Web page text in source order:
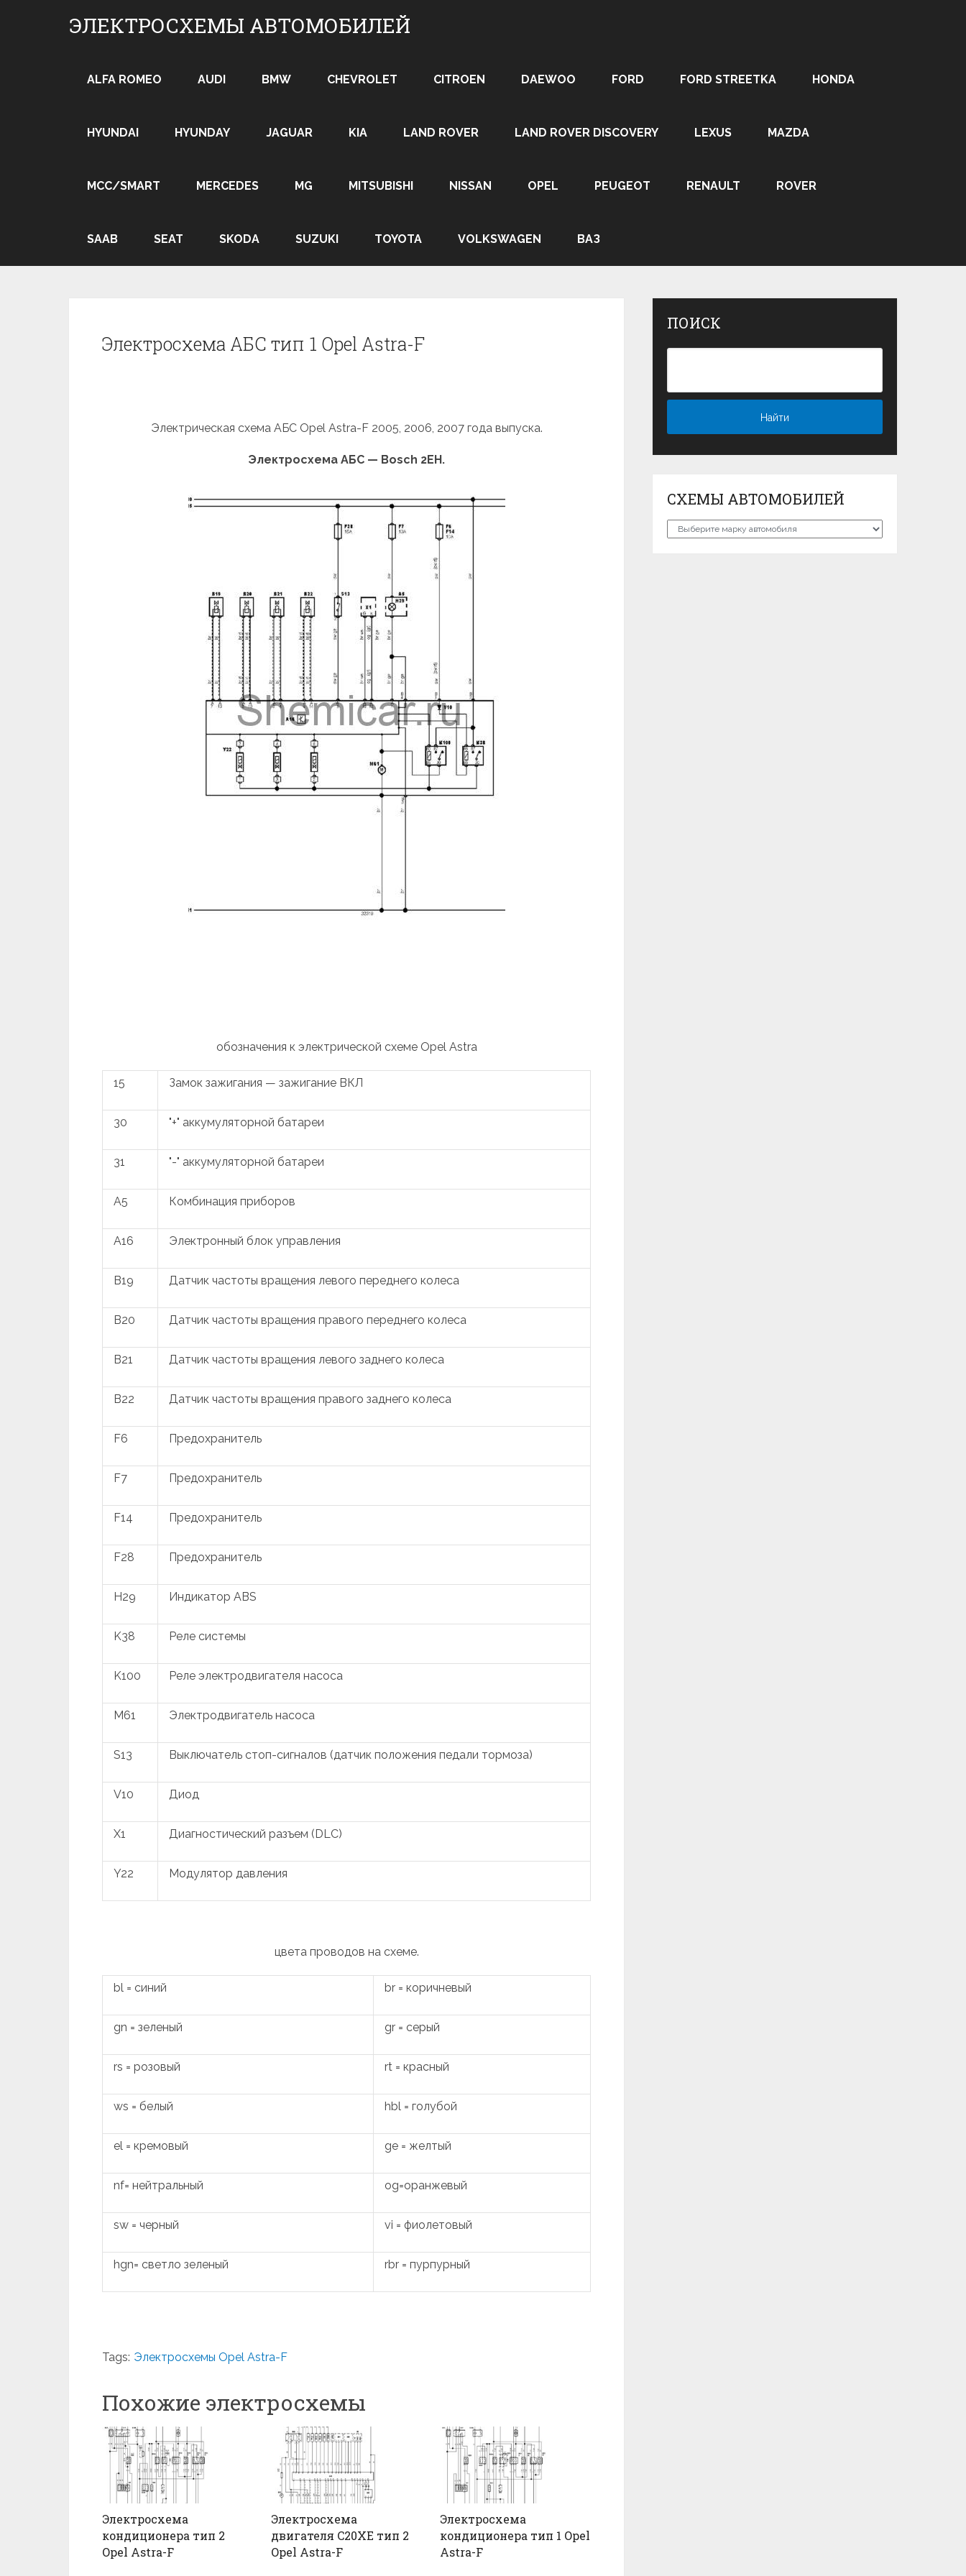
ЭЛЕКТРОСХЕМЫ АВТОМОБИЛЕЙ
ALFA ROMEO AUDI BMW CHEVROLET CITROEN DAEWOO FORD FORD STREETKA HONDA
HYUNDAI HYUNDAY JAGUAR KIA LAND ROVER LAND ROVER DISCOVERY LEXUS MAZDA
MCC/SMART MERCEDES MG MITSUBISHI NISSAN OPEL PEUGEOT RENAULT ROVER
SAAB SEAT SKODA SUZUKI TOYOTA VOLKSWAGEN ВАЗ
Электросхема АБС тип 1 Opel Astra-F
Электрическая схема АБС Opel Astra-F 2005, 2006, 2007 года выпуска.
Электросхема АБС — Bosch 2EH.
обозначения к электрической схеме Opel Astra
15 Замок зажигания — зажигание ВКЛ
30 "+" аккумуляторной батареи
31 "-" аккумуляторной батареи
A5 Комбинация приборов
A16 Электронный блок управления
B19 Датчик частоты вращения левого переднего колеса
B20 Датчик частоты вращения правого переднего колеса
B21 Датчик частоты вращения левого заднего колеса
B22 Датчик частоты вращения правого заднего колеса
F6 Предохранитель
F7 Предохранитель
F14 Предохранитель
F28 Предохранитель
H29 Индикатор ABS
K38 Реле системы
K100 Реле электродвигателя насоса
M61 Электродвигатель насоса
S13 Выключатель стоп-сигналов (датчик положения педали тормоза)
V10 Диод
X1 Диагностический разъем (DLC)
Y22 Модулятор давления
цвета проводов на схеме.
bl = синий br = коричневый
gn = зеленый gr = серый
rs = розовый rt = красный
ws = белый hbl = голубой
el = кремовый ge = желтый
nf= нейтральный og=оранжевый
sw = черный vi = фиолетовый
hgn= светло зеленый rbr = пурпурный
Tags: Электросхемы Opel Astra-F
Похожие электросхемы
Электросхема
кондиционера тип 2
Opel Astra-F
Электросхема
двигателя C20XE тип 2
Opel Astra-F
Электросхема
кондиционера тип 1 Opel
Astra-F
ПОИСК
СХЕМЫ АВТОМОБИЛЕЙ
Схемы